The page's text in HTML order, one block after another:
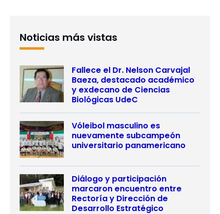
Noticias más vistas
Fallece el Dr. Nelson Carvajal
Baeza, destacado académico
y exdecano de Ciencias
Biológicas UdeC
Vóleibol masculino es
nuevamente subcampeón
universitario panamericano
Diálogo y participación
marcaron encuentro entre
Rectoría y Dirección de
Desarrollo Estratégico